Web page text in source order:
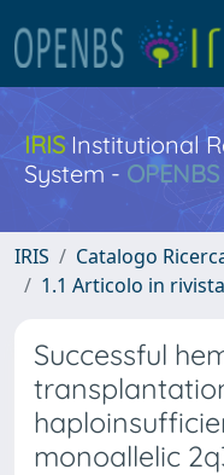
IRISInstitutional
System - OPENBS
IRIS Catalogo
1.1 Articolo in rivista
Successful
monoallelic